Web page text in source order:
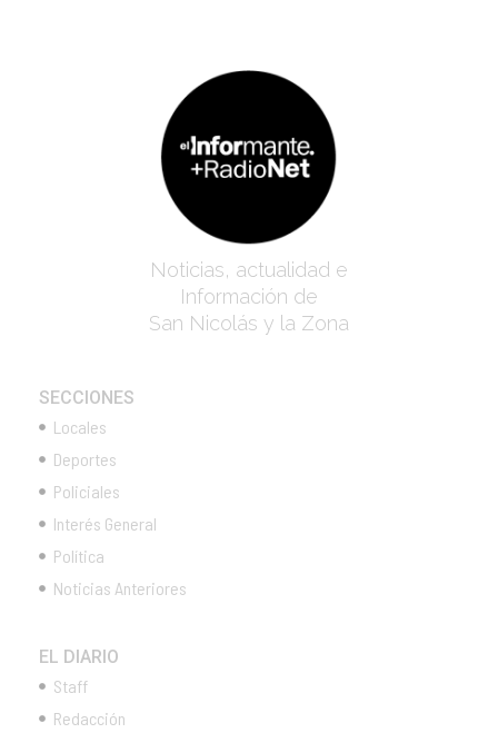
Noticias, actualidad e
Información de
San Nicolás y la Zona
SECCIONES
Locales
Deportes
Policiales
Interés General
Política
Noticias Anteriores
EL DIARIO
Staff
Redacción